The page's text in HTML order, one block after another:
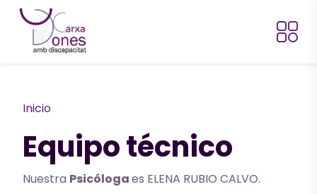
Pasar al contenido principal
Ruta de navegación
Inicio
Equipo técnico
Nuestra Psicólogaes ELENA RUBIO CALVO.